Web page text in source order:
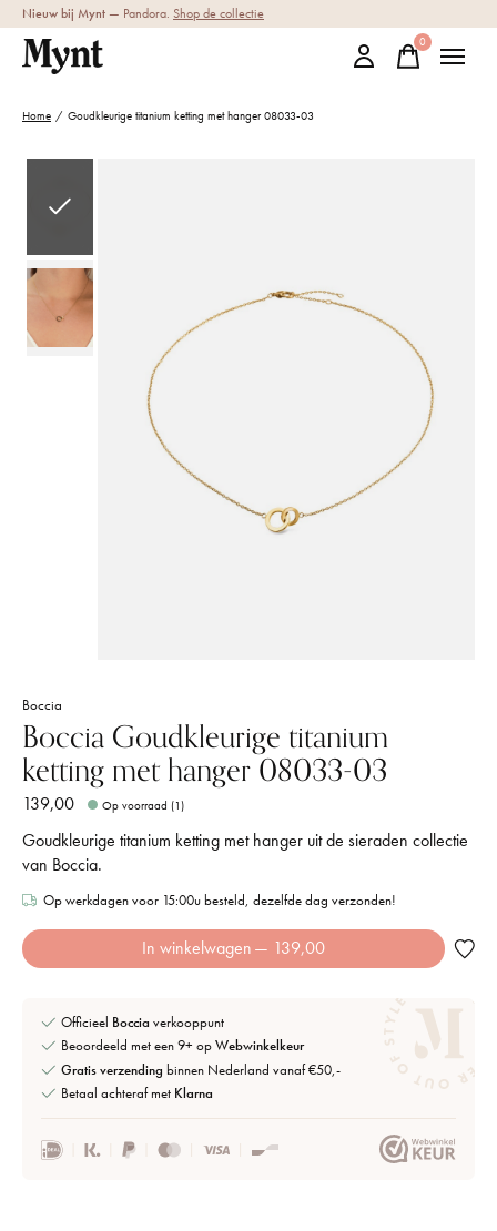
Nieuw bij Mynt — Pandora. Shop de collectie
0items
Home / Goudkleurige titanium ketting met hanger 08033-03
Boccia
Boccia Goudkleurige titanium
ketting met hanger 08033-03
139,00 Op voorraad (1)
Goudkleurige titanium ketting met hanger uit de sieraden collectie
van Boccia.
Op werkdagen voor 15:00u besteld, dezelfde dag verzonden!
In winkelwagen — 139,00
Officieel Boccia verkooppunt
Beoordeeld met een 9+ opWebwinkelkeur
Gratis verzending binnen Nederland vanaf €50,-
Betaal achteraf met Klarna